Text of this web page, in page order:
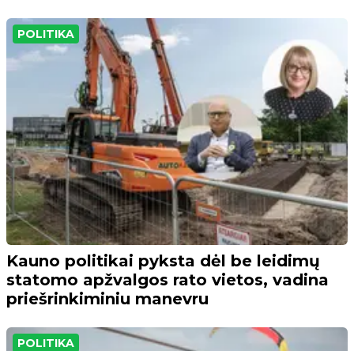
POLITIKA
Kauno politikai pyksta dėl be leidimų
statomo apžvalgos rato vietos, vadina
priešrinkiminiu manevru
POLITIKA